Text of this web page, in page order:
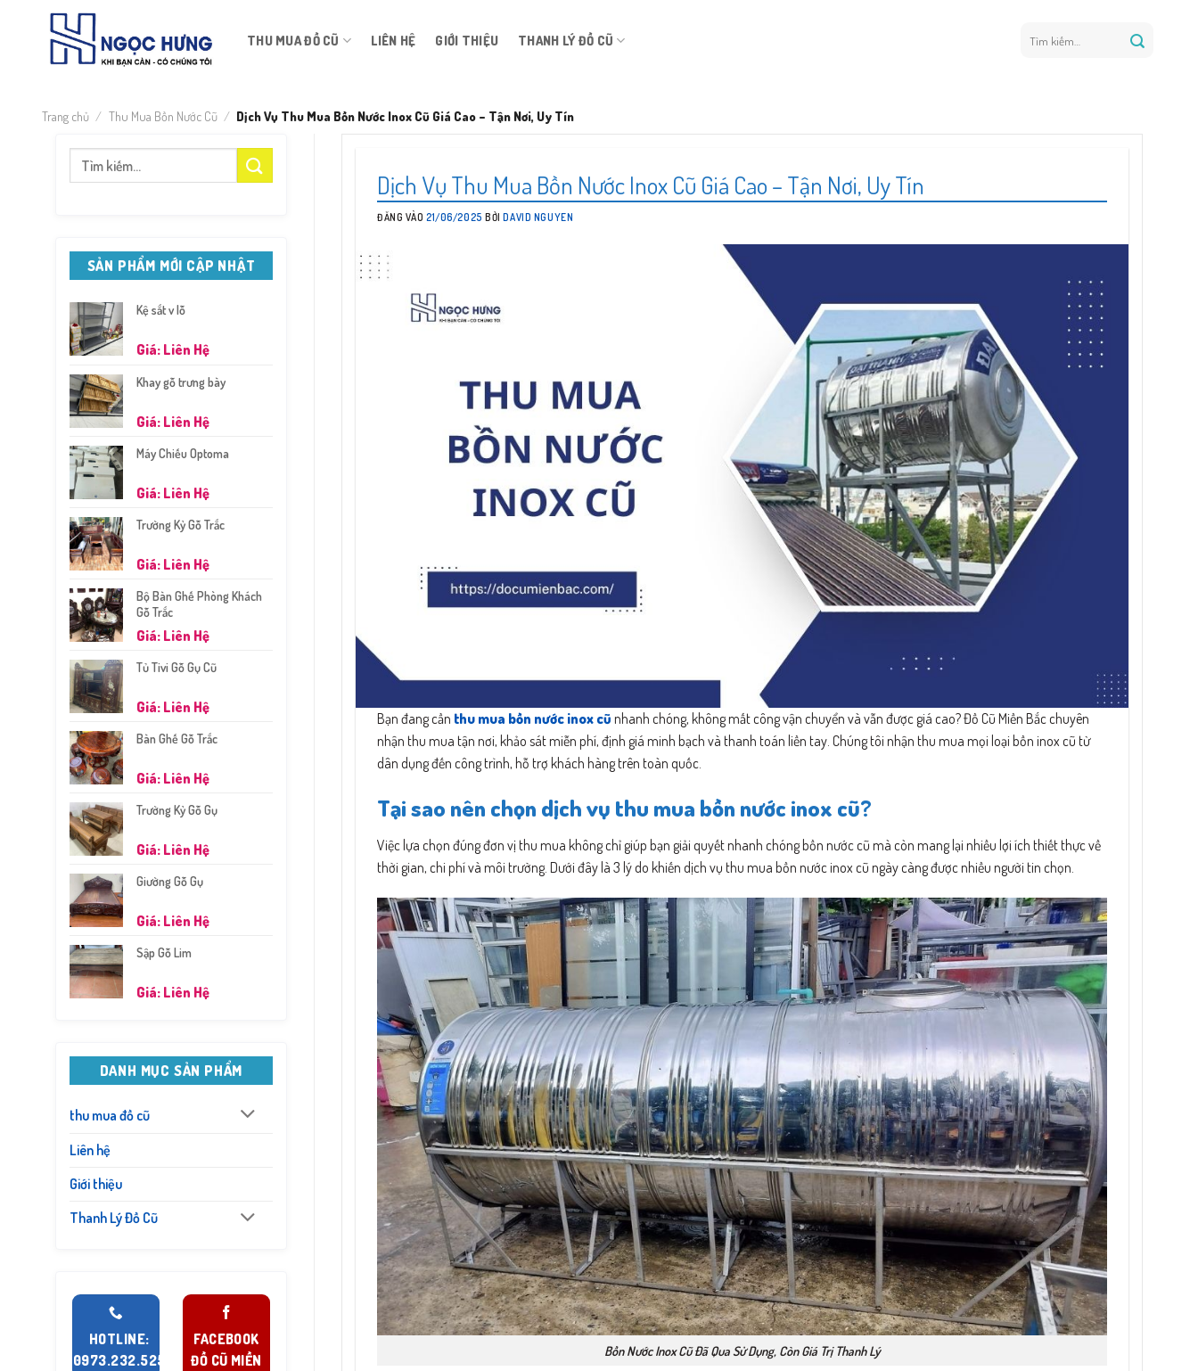
THU MUA ĐỒ CŨ LIÊN HỆ GIỚI THIỆU THANH LÝ ĐỒ CŨ
kiếm:
Trang chủ / Thu Mua Bồn Nước Cũ / Dịch Vụ Thu Mua Bồn Nước Inox Cũ Giá Cao – Tận Nơi, Uy Tín
Tìm
SẢN PHẨM MỚI CẬP NHẬT
Kệ sắt v lỗ
Giá: Liên Hệ
Khay gỗ trưng bày
Giá: Liên Hệ
Máy Chiếu Optoma
Giá: Liên Hệ
Trường Kỷ Gỗ Trắc
Giá: Liên Hệ
Bộ Bàn Ghế Phòng Khách
Gỗ Trắc
Giá: Liên Hệ
Tủ Tivi Gỗ Gụ Cũ
Giá: Liên Hệ
Bàn Ghế Gỗ Trắc
Giá: Liên Hệ
Trường Kỷ Gỗ Gụ
Giá: Liên Hệ
Giường Gỗ Gụ
Giá: Liên Hệ
Sập Gỗ Lim
Giá: Liên Hệ
DANH MỤC SẢN PHẨM
thu mua đồ cũ
Liên hệ
Giới thiệu
Thanh Lý Đồ Cũ
HOTLINE:
0973.232.525
FACEBOOK
ĐỒ CŨ MIỀN
Dịch Vụ Thu Mua Bồn Nước Inox Cũ Giá Cao – Tận Nơi, Uy Tín
ĐĂNG VÀO21/06/2025 BỞIDAVID NGUYEN
Bạn đang cần thu mua bồn nước inox cũ nhanh chóng, không mất công vận chuyển và vẫn được giá cao? Đồ Cũ Miền Bắc chuyên
nhận thu mua tận nơi, khảo sát miễn phí, định giá minh bạch và thanh toán liền tay. Chúng tôi nhận thu mua mọi loại bồn inox cũ từ
dân dụng đến công trình, hỗ trợ khách hàng trên toàn quốc.
Tại sao nên chọn dịch vụ thu mua bồn nước inox cũ?
Việc lựa chọn đúng đơn vị thu mua không chỉ giúp bạn giải quyết nhanh chóng bồn nước cũ mà còn mang lại nhiều lợi ích thiết thực về
thời gian, chi phí và môi trường. Dưới đây là 3 lý do khiến dịch vụ thu mua bồn nước inox cũ ngày càng được nhiều người tin chọn.
Bồn Nước Inox Cũ Đã Qua Sử Dụng, Còn Giá Trị Thanh Lý